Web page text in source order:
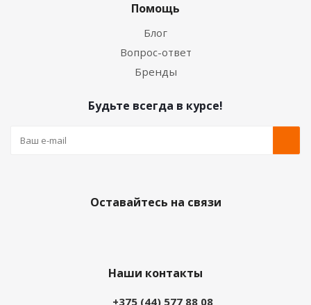
Помощь
Блог
Вопрос-ответ
Бренды
Будьте всегда в курсе!
Оставайтесь на связи
Наши контакты
+375 (44) 577 88 08